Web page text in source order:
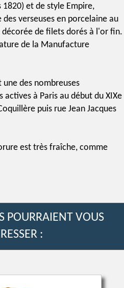
1820) et de style Empire,
verseuses en porcelaine au
décorée de filets dorés à l'or fin.
de la Manufacture
des nombreuses
à Paris au début du XIXe
puis rue Jean Jacques
est très fraîche, comme
POURRAIENT VOUS
: